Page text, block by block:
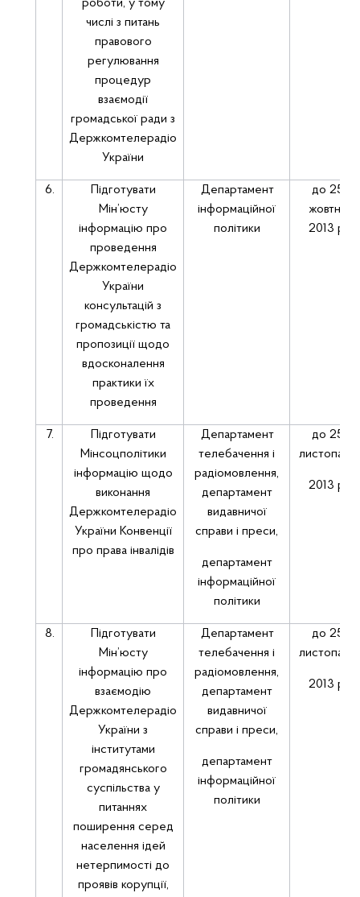
роботи, у тому
числі з питань
правового
регулювання
процедур
взаємодії
громадської ради з
Держкомтелерадіо
України
6.
Підготувати
Мін’юсту
інформацію про
проведення
Держкомтелерадіо
України
консультацій з
громадськістю та
пропозиції щодо
вдосконалення
практики їх
проведення
Департамент
інформаційної
політики
до 25
жовтня
2013 р.
7.
Підготувати
Мінсоцполітики
інформацію щодо
виконання
Держкомтелерадіо
України Конвенції
про права інвалідів
Департамент
телебачення і
радіомовлення,
департамент
видавничої
справи і преси,
департамент
інформаційної
політики
до 25
листопада
2013 р.
8.
Підготувати
Мін’юсту
інформацію про
взаємодію
Держкомтелерадіо
України з
інститутами
громадянського
суспільства у
питаннях
поширення серед
населення ідей
нетерпимості до
проявів корупції,
Департамент
телебачення і
радіомовлення,
департамент
видавничої
справи і преси,
департамент
інформаційної
політики
до 25
листопада
2013 р.